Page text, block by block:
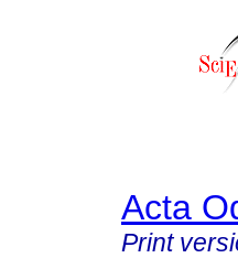
Acta
Print